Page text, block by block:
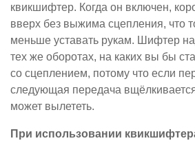
квикшифтер. Когда он включен,
вверх без выжима сцепления, что
меньше уставать рукам. Шифтер
тех же оборотах, на каких вы бы
со сцеплением, потому что если
следующая передача
может вылететь.
При использовании